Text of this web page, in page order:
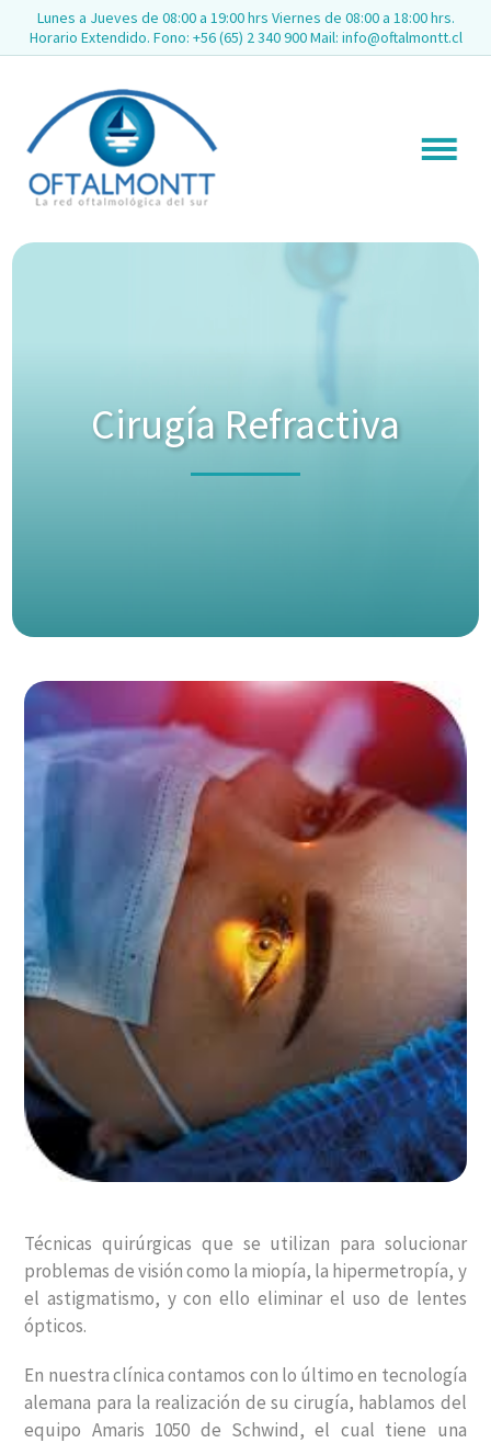
Lunes a Jueves de 08:00 a 19:00 hrs Viernes de 08:00 a 18:00 hrs.
Horario Extendido. Fono: +56 (65) 2 340 900 Mail: info@oftalmontt.cl
Cirugía Refractiva
Técnicas quirúrgicas que se utilizan para solucionar
problemas de visión como la miopía, la hipermetropía, y
el astigmatismo, y con ello eliminar el uso de lentes
ópticos.
En nuestra clínica contamos con lo último en tecnología
alemana para la realización de su cirugía, hablamos del
equipo Amaris 1050 de Schwind, el cual tiene una